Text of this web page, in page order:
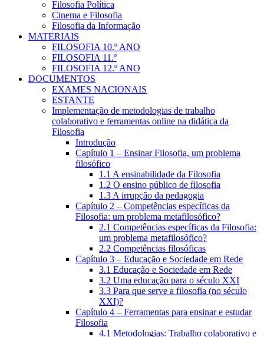
Filosofia Política
Cinema e Filosofia
Filosofia da Informação
MATERIAIS
FILOSOFIA 10.º ANO
FILOSOFIA 11.º
FILOSOFIA 12.º ANO
DOCUMENTOS
EXAMES NACIONAIS
ESTANTE
Implementação de metodologias de trabalho
colaborativo e ferramentas online na didática da
Filosofia
Introdução
Capítulo 1 – Ensinar Filosofia, um problema
filosófico
1.1 A ensinabilidade da Filosofia
1.2 O ensino público de filosofia
1.3 A irrupção da pedagogia
Capítulo 2 – Competências específicas da
Filosofia: um problema metafilosófico?
2.1 Competências específicas da Filosofia:
um problema metafilosófico?
2.2 Competências filosóficas
Capítulo 3 – Educação e Sociedade em Rede
3.1 Educação e Sociedade em Rede
3.2 Uma educação para o século XXI
3.3 Para que serve a filosofia (no século
XXI)?
Capítulo 4 – Ferramentas para ensinar e estudar
Filosofia
4.1 Metodologias: Trabalho colaborativo e